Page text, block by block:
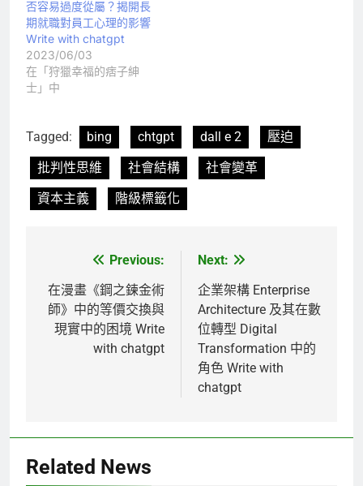
否容易過度從屬？揭開長
期就職對員工心理的影響
Write with chatgpt
2023/06/03
在「狩獵幸福的痞子紳
士」中
Tagged: bing chtgpt dall e 2
壓迫
批判性思維
社會結構
社會變革
資本主義
階級標籤化
章
導
Previous:
在漫畫《鋼之鍊金術
師》中的等價交換與
現實中的困境 Write
with chatgpt
Next:
企業架構 Enterprise
Architecture 及其在數
位轉型 Digital
Transformation 中的
角色 Write with
chatgpt
Related News